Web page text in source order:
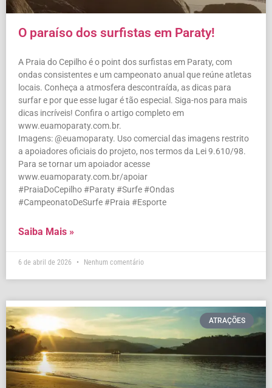
O paraíso dos surfistas em Paraty!
A Praia do Cepilho é o point dos surfistas em Paraty, com
ondas consistentes e um campeonato anual que reúne atletas
locais. Conheça a atmosfera descontraída, as dicas para
surfar e por que esse lugar é tão especial. Siga-nos para mais
dicas incríveis! Confira o artigo completo em
www.euamoparaty.com.br.
Imagens: @euamoparaty. Uso comercial das imagens restrito
a apoiadores oficiais do projeto, nos termos da Lei 9.610/98.
Para se tornar um apoiador acesse
www.euamoparaty.com.br/apoiar
#PraiaDoCepilho #Paraty #Surfe #Ondas
#CampeonatoDeSurfe #Praia #Esporte
Saiba Mais »
6 de abril de 2026 Nenhum comentário
ATRAÇÕES